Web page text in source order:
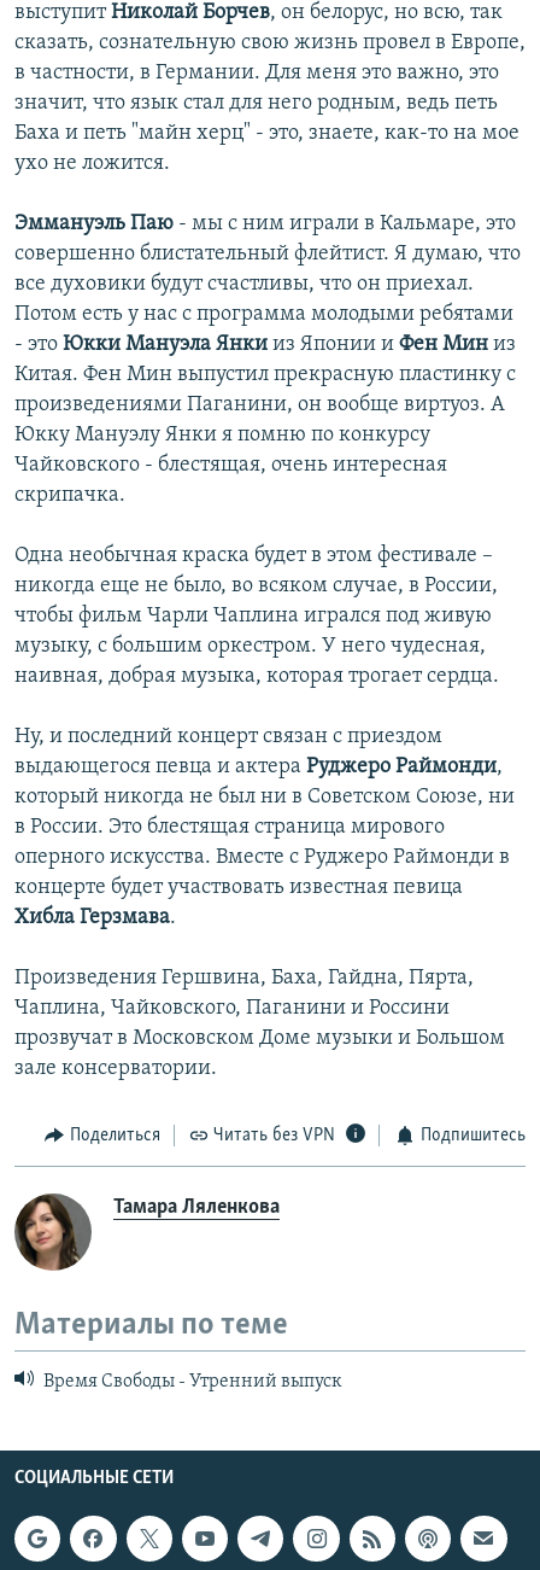
выступитНиколай Борчев, он белорус, но всю, так
сказать, сознательную свою жизнь провел в Европе,
в частности, в Германии. Для меня это важно, это
значит, что язык стал для него родным, ведь петь
Баха и петь "майн херц" - это, знаете, как-то на мое
ухо не ложится.
Эммануэль Паю - мы с ним играли в Кальмаре, это
совершенно блистательный флейтист. Я думаю, что
все духовики будут счастливы, что он приехал.
Потом есть у нас с программа молодыми ребятами
- это Юкки Мануэла Янки из Японии и Фен Мин из
Китая. Фен Мин выпустил прекрасную пластинку с
произведениями Паганини, он вообще виртуоз. А
Юкку Мануэлу Янки я помню по конкурсу
Чайковского - блестящая, очень интересная
скрипачка.
Одна необычная краска будет в этом фестивале –
никогда еще не было, во всяком случае, в России,
чтобы фильм Чарли Чаплина игрался под живую
музыку, с большим оркестром. У него чудесная,
наивная, добрая музыка, которая трогает сердца.
Ну, и последний концерт связан с приездом
выдающегося певца и актера Руджеро Раймонди,
который никогда не был ни в Советском Союзе, ни
в России. Это блестящая страница мирового
оперного искусства. Вместе с Руджеро Раймонди в
концерте будет участвовать известная певица
Хибла Герзмава.
Произведения Гершвина, Баха, Гайдна, Пярта,
Чаплина, Чайковского, Паганини и Россини
прозвучат в Московском Доме музыки и Большом
зале консерватории.
Поделиться Читать без VPN Подпишитесь
Тамара Ляленкова
Материалы по теме
Время Свободы - Утренний выпуск
СОЦИАЛЬНЫЕ СЕТИ